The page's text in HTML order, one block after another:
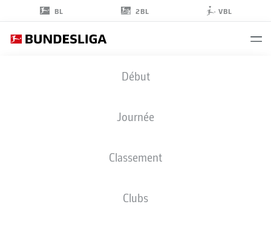
BL 2BL VBL
Début
Journée
Classement
Clubs